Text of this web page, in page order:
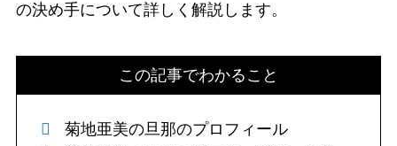
の決め手について詳しく解説します。
この記事でわかること
菊地亜美の旦那のプロフィール